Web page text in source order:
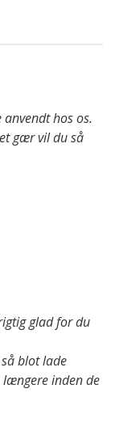
hos os.
gær vil du så
glad for du
blot lade
inden de